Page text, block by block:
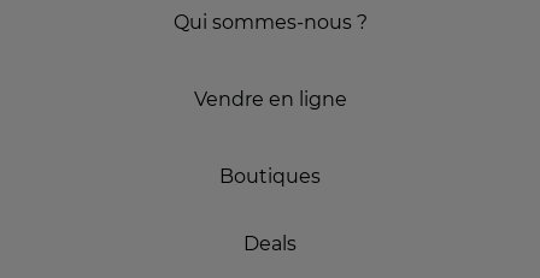
Qui sommes-nous ?
Vendre en ligne
Boutiques
Deals